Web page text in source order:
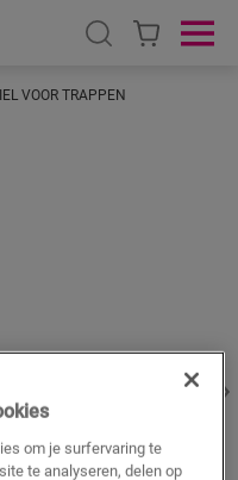
Open search
VOOR TRAPPEN
om je surfervaring te
te analyseren, delen op